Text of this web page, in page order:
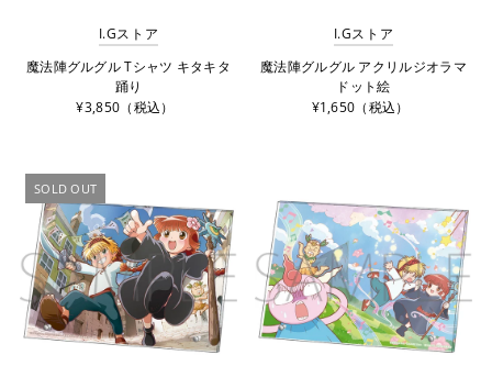
I.Gストア
魔法陣グルグル Tシャツ キタキタ
踊り
¥3,850（税込）
I.Gストア
魔法陣グルグル アクリルジオラマ
ドット絵
¥1,650（税込）
SOLD OUT